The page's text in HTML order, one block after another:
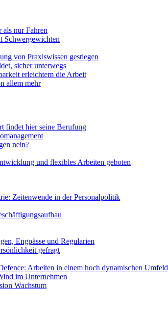
als nur Fahren
Schwergewichten
von Praxiswissen gestiegen
sicher unterwegs
erleichtern die Arbeit
allem mehr
findet hier seine Berufung
nein?
und flexibles Arbeiten geboten
Zeitenwende in der Personalpolitik
Engpässe und Regularien
gefragt
Arbeiten in einem hoch dynamischen Umfeld
im Unternehmen
Wachstum